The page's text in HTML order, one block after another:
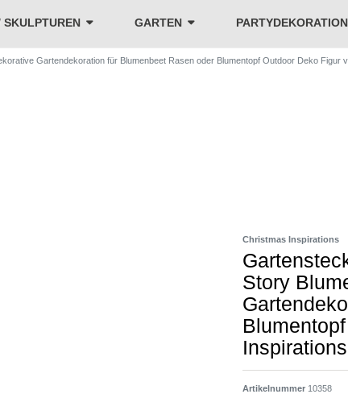
SKULPTUREN GARTEN PARTYDEKORATION
Gartendekoration für Blumenbeet Rasen oder Blumentopf Outdoor Deko Figur
Christmas Inspirations
Story
Inspirations
Artikelnummer 10358